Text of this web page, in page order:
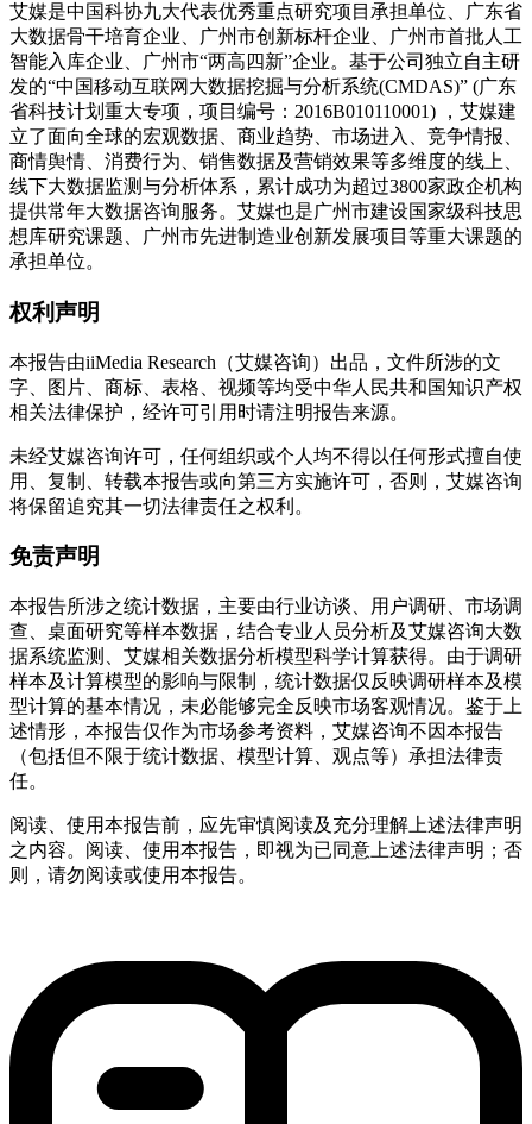
艾媒是中国科协九大代表优秀重点研究项目承担单位、广东省
大数据骨干培育企业、广州市创新标杆企业、广州市首批人工
智能入库企业、广州市“两高四新”企业。基于公司独立自主研
发的“中国移动互联网大数据挖掘与分析系统(CMDAS)” (广东
省科技计划重大专项，项目编号：2016B010110001) ，艾媒建
立了面向全球的宏观数据、商业趋势、市场进入、竞争情报、
商情舆情、消费行为、销售数据及营销效果等多维度的线上、
线下大数据监测与分析体系，累计成功为超过3800家政企机构
提供常年大数据咨询服务。艾媒也是广州市建设国家级科技思
想库研究课题、广州市先进制造业创新发展项目等重大课题的
承担单位。
权利声明
本报告由iiMedia Research（艾媒咨询）出品，文件所涉的文
字、图片、商标、表格、视频等均受中华人民共和国知识产权
相关法律保护，经许可引用时请注明报告来源。
未经艾媒咨询许可，任何组织或个人均不得以任何形式擅自使
用、复制、转载本报告或向第三方实施许可，否则，艾媒咨询
将保留追究其一切法律责任之权利。
免责声明
本报告所涉之统计数据，主要由行业访谈、用户调研、市场调
查、桌面研究等样本数据，结合专业人员分析及艾媒咨询大数
据系统监测、艾媒相关数据分析模型科学计算获得。由于调研
样本及计算模型的影响与限制，统计数据仅反映调研样本及模
型计算的基本情况，未必能够完全反映市场客观情况。鉴于上
述情形，本报告仅作为市场参考资料，艾媒咨询不因本报告
（包括但不限于统计数据、模型计算、观点等）承担法律责
任。
阅读、使用本报告前，应先审慎阅读及充分理解上述法律声明
之内容。阅读、使用本报告，即视为已同意上述法律声明；否
则，请勿阅读或使用本报告。